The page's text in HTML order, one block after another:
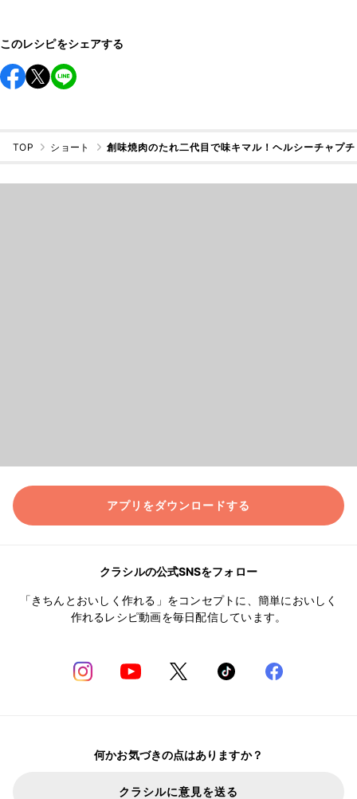
このレシピをシェアする
TOP ショート 創味焼肉のたれ二代目で味キマル！ヘルシーチャプ
アプリをダウンロードする
クラシルの公式SNSをフォロー
「きちんとおいしく作れる」をコンセプトに、簡単においしく
作れるレシピ動画を毎日配信しています。
何かお気づきの点はありますか？
クラシルに意見を送る